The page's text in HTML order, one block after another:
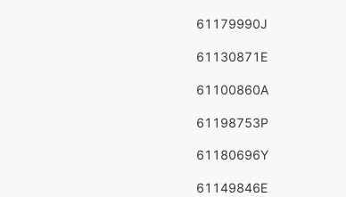
61179990J
61130871E
61100860A
61198753P
61180696Y
61149846E